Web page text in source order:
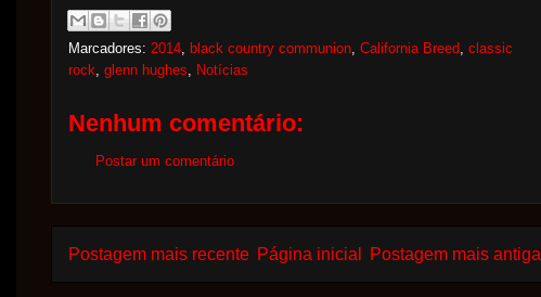
Marcadores: 2014 black country communion California Breed classic
rock glenn hughes Notícias
Nenhum comentário:
Postar um comentário
Postagem mais recente Postagem mais antiga
Página inicial